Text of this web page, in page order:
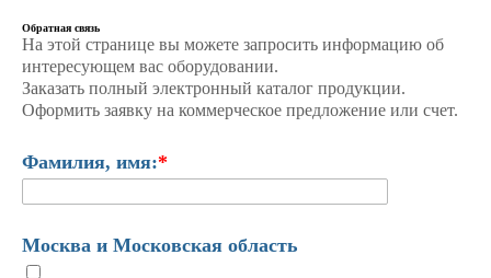
Обратная связь
На этой странице вы можете запросить информацию об
интересующем вас оборудовании.
Заказать полный электронный каталог продукции.
Оформить заявку на коммерческое предложение или счет.
Фамилия, имя:*
Москва и Московская область